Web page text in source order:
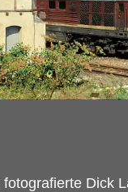
fotografierte Dick